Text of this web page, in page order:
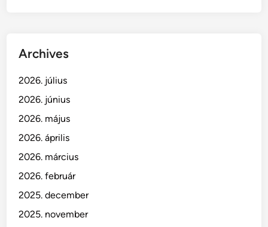
Archives
2026. július
2026. június
2026. május
2026. április
2026. március
2026. február
2025. december
2025. november